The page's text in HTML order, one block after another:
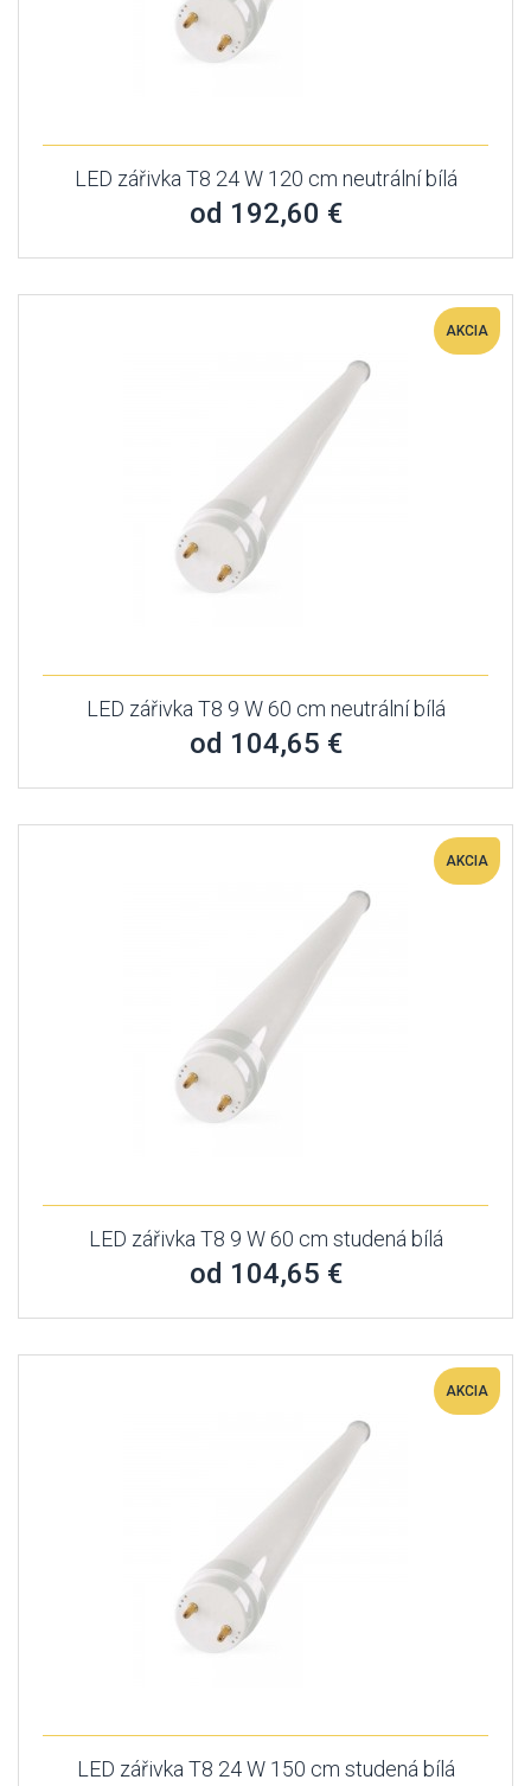
LED zářivka T8 24 W 120 cm neutrální bílá
od 192,60 €
AKCIA
LED zářivka T8 9 W 60 cm neutrální bílá
od 104,65 €
AKCIA
LED zářivka T8 9 W 60 cm studená bílá
od 104,65 €
AKCIA
LED zářivka T8 24 W 150 cm studená bílá